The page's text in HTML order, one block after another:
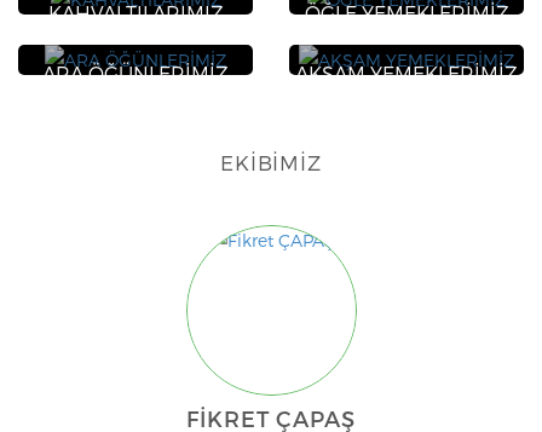
KAHVALTILARIMIZ ÖĞLE YEMEKLERİMİZ
ARA ÖĞÜNLERİMİZ AKŞAM YEMEKLERİMİZ
EKIBIMIZ
FIKRET ÇAPAŞ